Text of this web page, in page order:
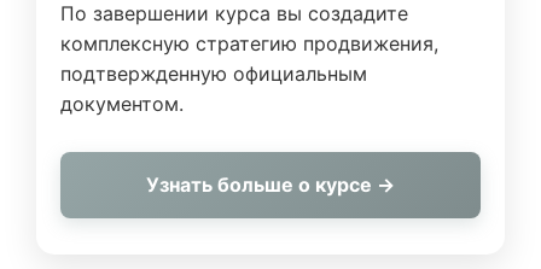
По завершении курса вы создадите
комплексную стратегию продвижения,
подтвержденную официальным
документом.
Узнать больше о курсе →